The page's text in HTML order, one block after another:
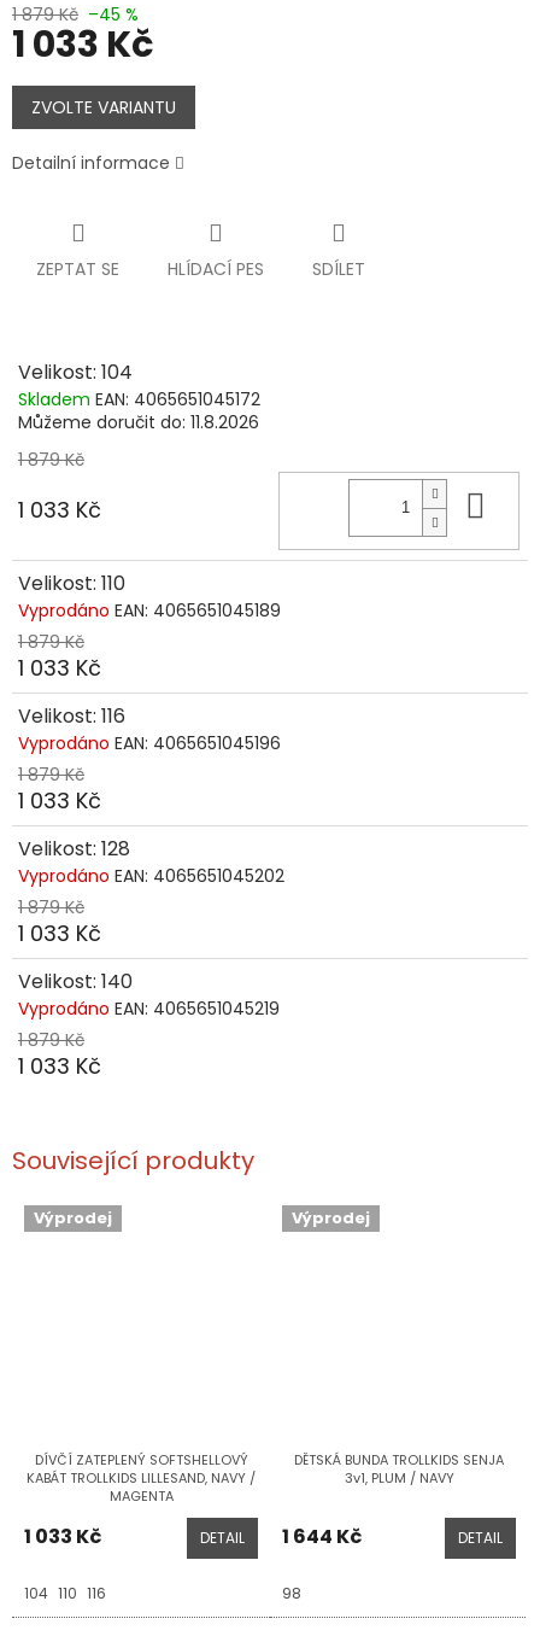
1 879 Kč –45 %
1 033 Kč
Měrná
cena:
ZVOLTE VARIANTU
Detailní informace
ZEPTAT SE HLÍDACÍ PES SDÍLET
Velikost: 104
Skladem EAN: 4065651045172
Můžeme doručit do: 11.8.2026
1 879 Kč
1 033 Kč
Velikost: 110
Vyprodáno EAN: 4065651045189
1 879 Kč
1 033 Kč
Velikost: 116
Vyprodáno EAN: 4065651045196
1 879 Kč
1 033 Kč
Velikost: 128
Vyprodáno EAN: 4065651045202
1 879 Kč
1 033 Kč
Velikost: 140
Vyprodáno EAN: 4065651045219
1 879 Kč
1 033 Kč
Související produkty
Výprodej
DÍVČÍ ZATEPLENÝ SOFTSHELLOVÝ
KABÁT TROLLKIDS LILLESAND, NAVY /
MAGENTA
1 033 Kč DETAIL
104 110 116
Výprodej
DĚTSKÁ BUNDA TROLLKIDS SENJA
3v1, PLUM / NAVY
1 644 Kč DETAIL
98